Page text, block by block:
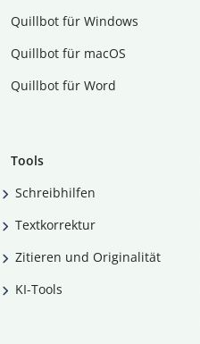
Quillbot für Windows
Quillbot für macOS
Quillbot für Word
Tools
Schreibhilfen
Textkorrektur
Zitieren und Originalität
KI-Tools